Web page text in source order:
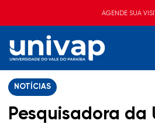
AGENDE SUA
NOTÍCIAS
Pesquisadora da